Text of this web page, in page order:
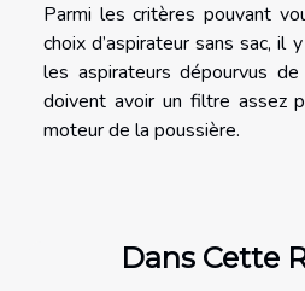
Parmi les critères pouvant
choix d’aspirateur sans sac, il
les aspirateurs dépourvus
doivent avoir un filtre assez
moteur de la poussière.
Dans Cette